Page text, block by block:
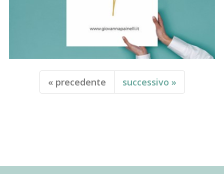
«precedente successivo »